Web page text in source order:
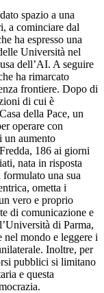
spazio a una
a cominciare dal
ha espresso una
Università nel
dell’AI. A seguire
ha rimarcato
frontiere. Dopo di
di cui è
della Pace, un
operare con
un aumento
186 ai giorni
nata in risposta
formulato una sua
ometta i
vero e proprio
di comunicazione e
di Parma,
nel mondo e leggere i
Inoltre, per
pubblici si limitano
e questa